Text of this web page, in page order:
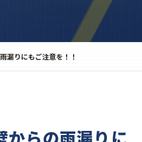
漏りにもご注意を！！